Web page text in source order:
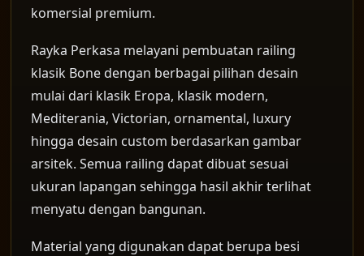
komersial premium.
Rayka Perkasa melayani pembuatan railing
klasik Bone dengan berbagai pilihan desain
mulai dari klasik Eropa, klasik modern,
Mediterania, Victorian, ornamental, luxury
hingga desain custom berdasarkan gambar
arsitek. Semua railing dapat dibuat sesuai
ukuran lapangan sehingga hasil akhir terlihat
menyatu dengan bangunan.
Material yang digunakan dapat berupa besi